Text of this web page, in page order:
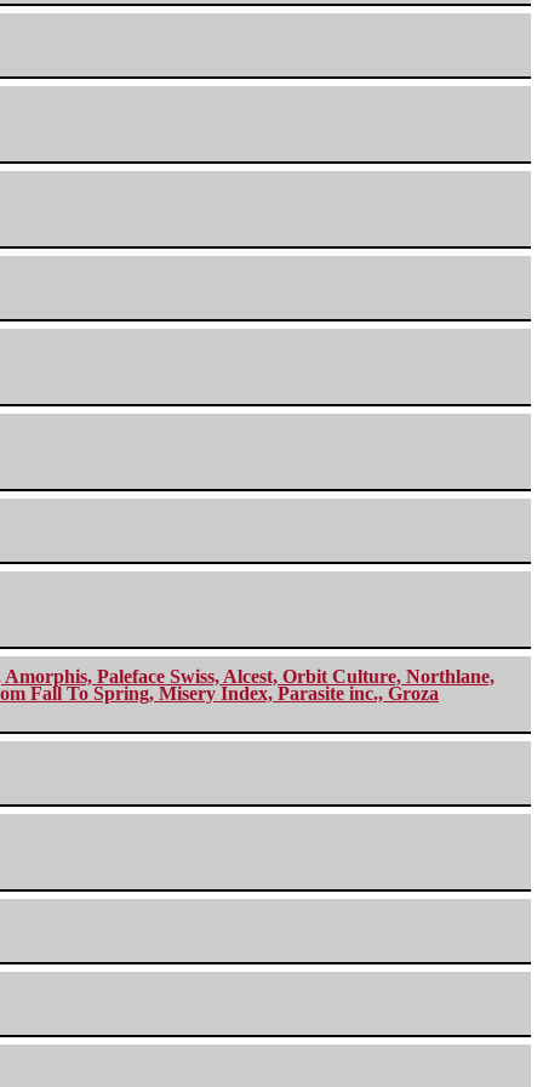
Paleface Swiss, Alcest, Orbit Culture, Northlane,
Fall To Spring, Misery Index, Parasite inc., Groza